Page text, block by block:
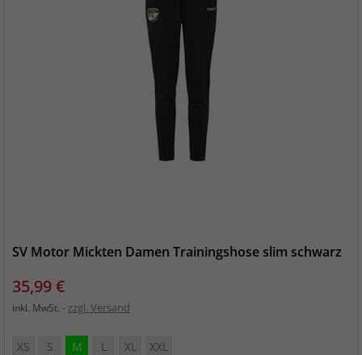
SV Motor Mickten Damen Trainingshose slim schwarz
Preis
35,99 €
inkl. MwSt. zzgl. Versand
XS S M L XL XXL